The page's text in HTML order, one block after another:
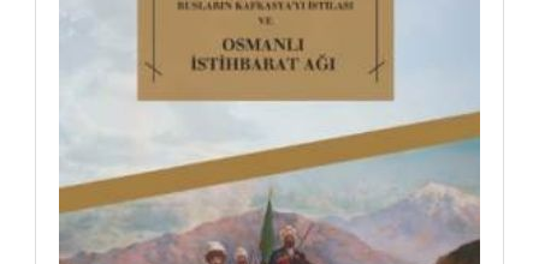
Kategoriler
2.SINIF
3.SINIF
4.SINIF